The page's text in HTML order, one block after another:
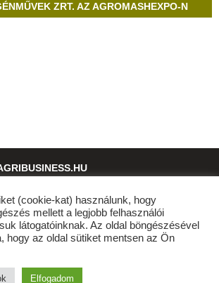
ZRT. AZ AGROMASHEXPO-N
© 2026agribusiness.hu
(cookie-kat) használunk, hogy
mellett a legjobb felhasználói
látogatóinknak. Az oldal böngészésével
hogy az oldal sütiket mentsen az Ön
Elfogadom